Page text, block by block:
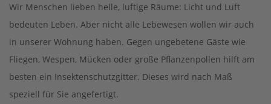
Wir Menschen lieben helle, luftige Räume: Licht und Luft
bedeuten Leben. Aber nicht alle Lebewesen wollen wir auch
in unserer Wohnung haben. Gegen ungebetene Gäste wie
Fliegen, Wespen, Mücken oder große Pflanzenpollen hilft am
besten ein Insektenschutzgitter. Dieses wird nach Maß
speziell für Sie angefertigt.